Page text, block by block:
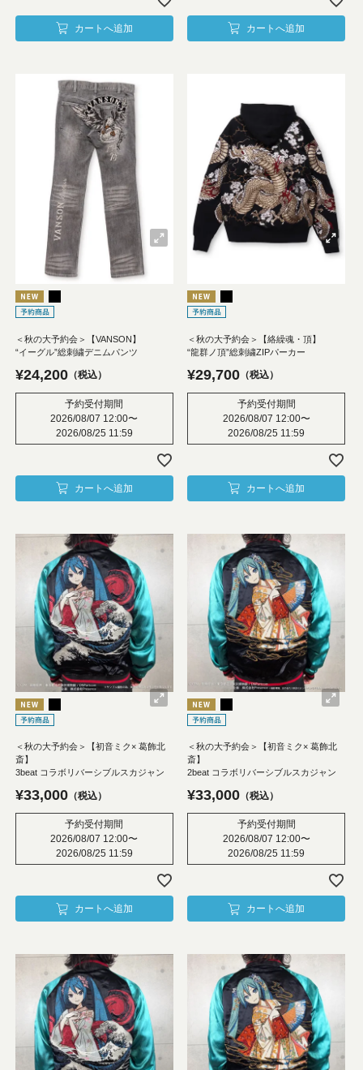
カートへ追加 カートへ追加
＜秋の大予約会＞【VANSON】
“イーグル”総刺繍デニムパンツ
¥24,200 税込
予約受付期間
2026/08/07 12:00〜
2026/08/25 11:59
カートへ追加
＜秋の大予約会＞【絡繰魂・頂】
“龍群ノ頂”総刺繍ZIPパーカー
¥29,700 税込
予約受付期間
2026/08/07 12:00〜
2026/08/25 11:59
カートへ追加
＜秋の大予約会＞【初音ミク× 葛飾北
斎】
3beat コラボリバーシブルスカジャン
¥33,000 税込
予約受付期間
2026/08/07 12:00〜
2026/08/25 11:59
カートへ追加
＜秋の大予約会＞【初音ミク× 葛飾北
斎】
2beat コラボリバーシブルスカジャン
¥33,000 税込
予約受付期間
2026/08/07 12:00〜
2026/08/25 11:59
カートへ追加